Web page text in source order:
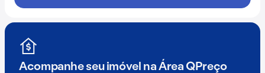
Acompanhe seu imóvel na Área QPreço